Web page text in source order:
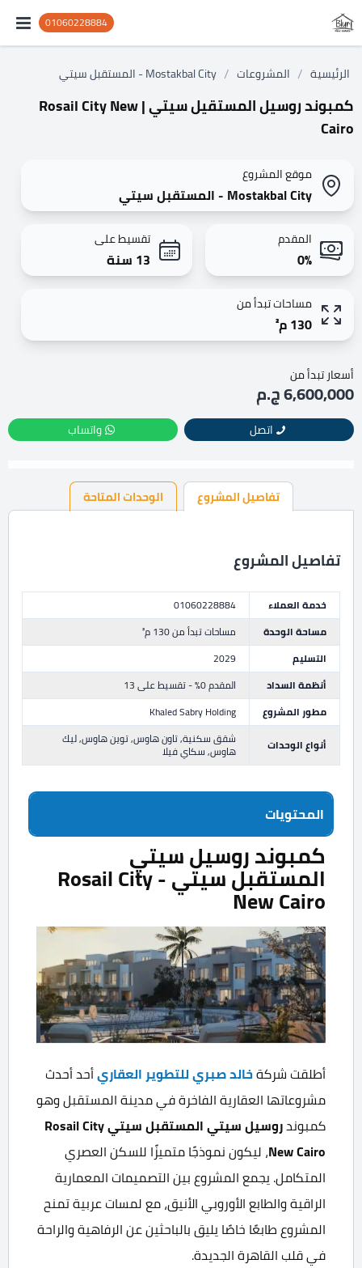
01060228884
الرئيسية / المشروعات / Mostakbal City - المستقبل سيتي
كمبوند روسيل المستقيل سيتي | Rosail City New
Cairo
موقع المشروع
Mostakbal City - المستقبل سيتي
المقدم
0%
تقسيط على
13 سنة
مساحات تبدأ من
130 م²
أسعار تبدأ من
6,600,000 ج.م
اتصل واتساب
تفاصيل المشروع الوحدات المتاحة
تفاصيل المشروع
خدمة العملاء
01060228884
مساحة الوحدة
مساحات تبدأ من 130 م²
التسليم
2029
أنظمة السداد
المقدم 0% - تقسيط على 13
مطور المشروع
Khaled Sabry Holding
أنواع الوحدات
شقق سكنية, تاون هاوس, توين هاوس, ليك
هاوس, سكاي فيلا
المحتويات
كمبوند روسيل سيتي
المستقبل سيتي - Rosail City
New Cairo
أطلقت شركةخالد صبري للتطوير العقاريأحد أحدث
مشروعاتها العقارية الفاخرة في مدينة المستقبل وهو
كمبوند
روسيل سيتي المستقبل سيتي Rosail City
New Cairo، ليكون نموذجًا متميزًا للسكن العصري
المتكامل. يجمع المشروع بين التصميمات المعمارية
الراقية والطابع الأوروبي الأنيق، مع لمسات عربية تمنح
المشروع طابعًا خاصًا يليق بالباحثين عن الرفاهية والراحة
في قلب القاهرة الجديدة.